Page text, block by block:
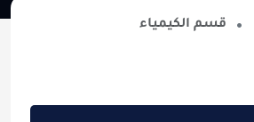
قسم الكيمياء